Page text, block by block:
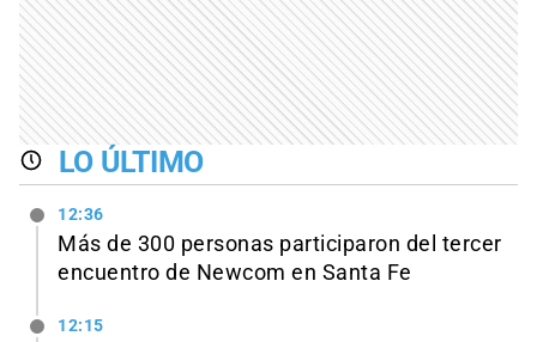
LO ÚLTIMO
12:36
Más de 300 personas participaron del tercer
encuentro de Newcom en Santa Fe
12:15